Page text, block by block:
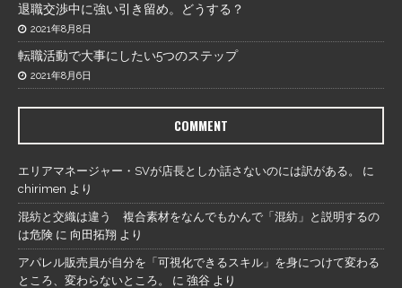
退職交渉中に強い引き留め。どうする？
2021年8月8日
転職活動で大事にしたい5つのステップ
2021年8月6日
COMMENT
エリアマネージャー・SVが店長としか話さないのには訳がある。
に
chirimen より
混紡と交織は違う 複合素材をなんでもかんで「混紡」と説明するの
は危険 に 向田拓翔 より
アパレル販売員が自分を「可視化できるスキル」を身につけて変わる
ところ、変わらないところ。
に 強谷 より